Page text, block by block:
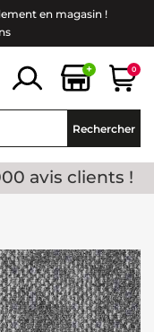
en magasin !
+ 0
Rechercher
avis clients !